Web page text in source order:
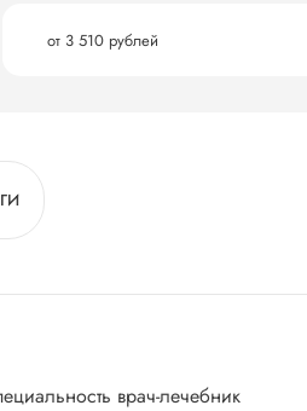
от 3 510 рублей
врач-лечебник